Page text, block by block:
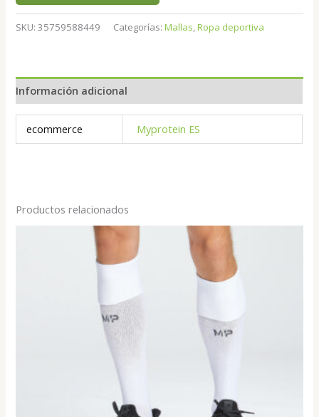
SKU:35759588449 Categorías:Mallas,Ropa deportiva
Información adicional
ecommerce Myprotein ES
Productos relacionados